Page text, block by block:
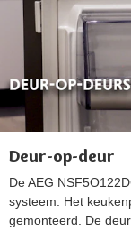
Deur-op-deur
De AEG
systeem. Het
gemonteerd. De